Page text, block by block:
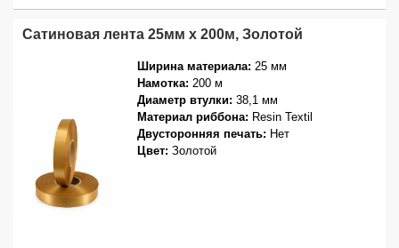
Сатиновая лента 25мм x 200м, Золотой
Ширина материала: 25 мм
Намотка: 200 м
Диаметр втулки: 38,1 мм
Материал риббона: Resin Textil
Двусторонняя печать: Нет
Цвет: Золотой